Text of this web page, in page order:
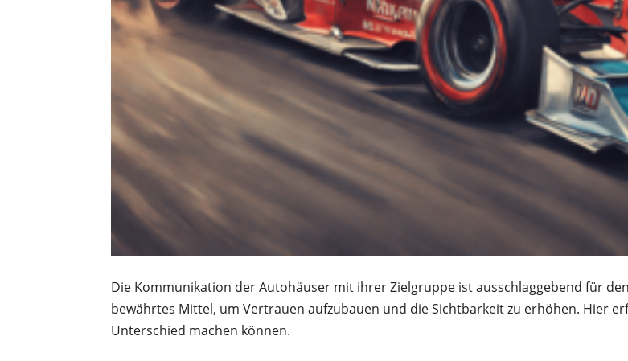
Die Kommunikation der Autohäuser mit ihrer Zielgruppe ist ausschlaggebend für
bewährtes Mittel, um Vertrauen aufzubauen und die Sichtbarkeit zu erhöhen. Hier
Unterschied machen können.